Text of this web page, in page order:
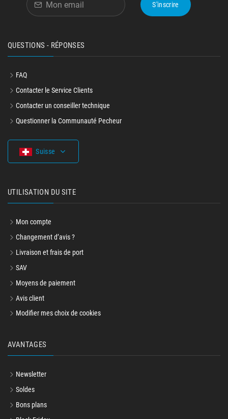
S'inscrire
QUESTIONS - RÉPONSES
FAQ
Contacter le Service Clients
Contacter un conseiller technique
Questionner la Communauté Pecheur
Suisse
UTILISATION DU SITE
Mon compte
Changement d’avis ?
Livraison et frais de port
SAV
Moyens de paiement
Avis client
Modifier mes choix de cookies
AVANTAGES
Newsletter
Soldes
Bons plans